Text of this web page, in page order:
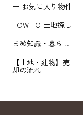
ー お気に入り物件
HOW TO 土地探し
まめ知識・暮らし
【土地・建物】売
却の流れ